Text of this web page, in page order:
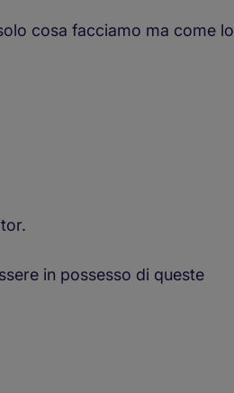
cosa facciamo ma come lo
in possesso di queste